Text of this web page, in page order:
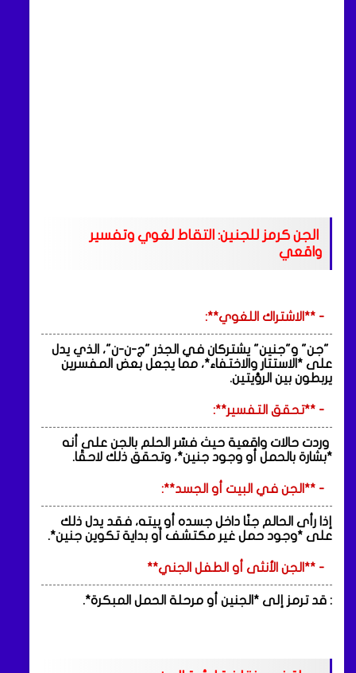
الجن كرمز للجنين: التقاط لغوي وتفسير
واقعي
- **الاشتراك اللغوي**:
"جن" و"جنين" يشتركان في الجذر "ج-ن-ن"، الذي يدل
على *الاستتار والاختفاء*، مما يجعل بعض المفسرين
يربطون بين الرؤيتين.
- **تحقق التفسير**:
وردت حالات واقعية حيث فسّر الحلم بالجن على أنه
*بشارة بالحمل أو وجود جنين*، وتحقق ذلك لاحقًا.
- **الجن في البيت أو الجسد**:
إذا رأى الحالم جنًا داخل جسده أو بيته، فقد يدل ذلك
على *وجود حمل غير مكتشف أو بداية تكوين جنين*.
- **الجن الأنثى أو الطفل الجني**
: قد ترمز إلى *الجنين أو مرحلة الحمل المبكرة*.